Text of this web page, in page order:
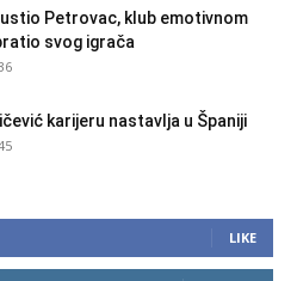
Petrovac, klub emotivnom
svog igrača
karijeru nastavlja u Španiji
LIKE